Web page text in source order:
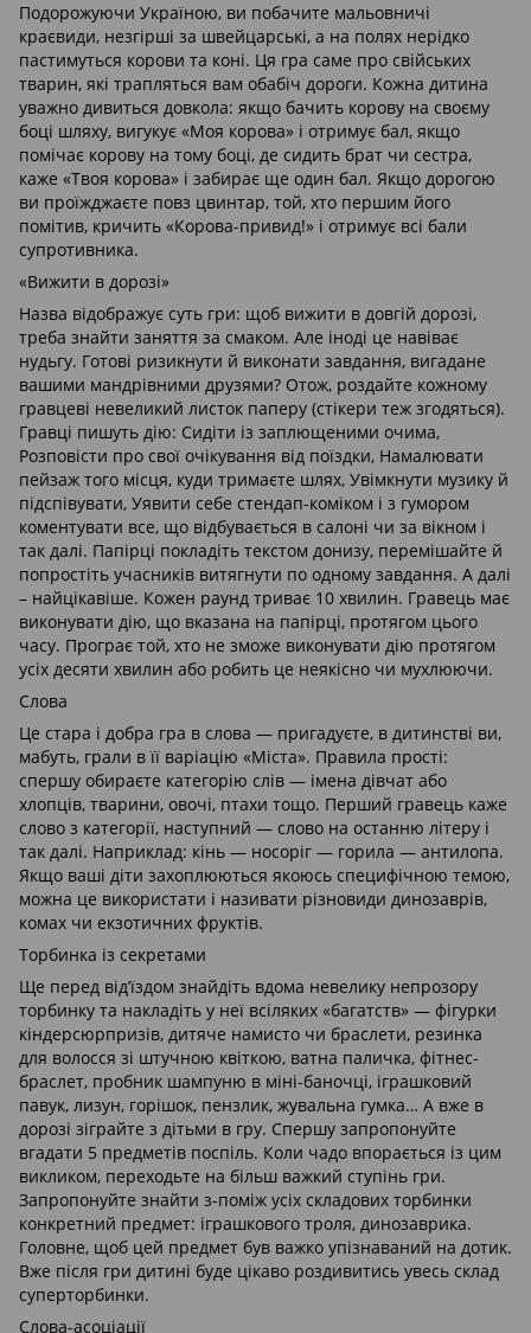
Подорожуючи Україною, ви побачите мальовничі
краєвиди, незгірші за швейцарські, а на полях нерідко
пастимуться корови та коні. Ця гра саме про свійських
тварин, які трапляться вам обабіч дороги. Кожна дитина
уважно дивиться довкола: якщо бачить корову на своєму
боці шляху, вигукує «Моя корова» і отримує бал, якщо
помічає корову на тому боці, де сидить брат чи сестра,
каже «Твоя корова» і забирає ще один бал. Якщо дорогою
ви проїжджаєте повз цвинтар, той, хто першим його
помітив, кричить «Корова-привид!» і отримує всі бали
супротивника.
«Вижити в дорозі»
Назва відображує суть гри: щоб вижити в довгій дорозі,
треба знайти заняття за смаком. Але іноді це навіває
нудьгу. Готові ризикнути й виконати завдання, вигадане
вашими мандрівними друзями? Отож, роздайте кожному
гравцеві невеликий листок паперу (стікери теж згодяться).
Гравці пишуть дію: Сидіти із заплющеними очима,
Розповісти про свої очікування від поїздки, Намалювати
пейзаж того місця, куди тримаєте шлях, Увімкнути музику й
підспівувати, Уявити себе стендап-коміком і з гумором
коментувати все, що відбувається в салоні чи за вікном і
так далі. Папірці покладіть текстом донизу, перемішайте й
попростіть учасників витягнути по одному завдання. А далі
– найцікавіше. Кожен раунд триває 10 хвилин. Гравець має
виконувати дію, що вказана на папірці, протягом цього
часу. Програє той, хто не зможе виконувати дію протягом
усіх десяти хвилин або робить це неякісно чи мухлюючи.
Слова
Це стара і добра гра в слова — пригадуєте, в дитинстві ви,
мабуть, грали в її варіацію «Міста». Правила прості:
спершу обираєте категорію слів — імена дівчат або
хлопців, тварини, овочі, птахи тощо. Перший гравець каже
слово з категорії, наступний — слово на останню літеру і
так далі. Наприклад: кінь — носоріг — горила — антилопа.
Якщо ваші діти захоплюються якоюсь специфічною темою,
можна це використати і називати різновиди динозаврів,
комах чи екзотичних фруктів.
Торбинка із секретами
Ще перед від’їздом знайдіть вдома невелику непрозору
торбинку та накладіть у неї всіляких «багатств» — фігурки
кіндерсюрпризів, дитяче намисто чи браслети, резинка
для волосся зі штучною квіткою, ватна паличка, фітнес-
браслет, пробник шампуню в міні-баночці, іграшковий
павук, лизун, горішок, пензлик, жувальна гумка… А вже в
дорозі зіграйте з дітьми в гру. Спершу запропонуйте
вгадати 5 предметів поспіль. Коли чадо впорається із цим
викликом, переходьте на більш важкий ступінь гри.
Запропонуйте знайти з-поміж усіх складових торбинки
конкретний предмет: іграшкового троля, динозаврика.
Головне, щоб цей предмет був важко упізнаваний на дотик.
Вже після гри дитині буде цікаво роздивитись увесь склад
суперторбинки.
Слова-асоціації